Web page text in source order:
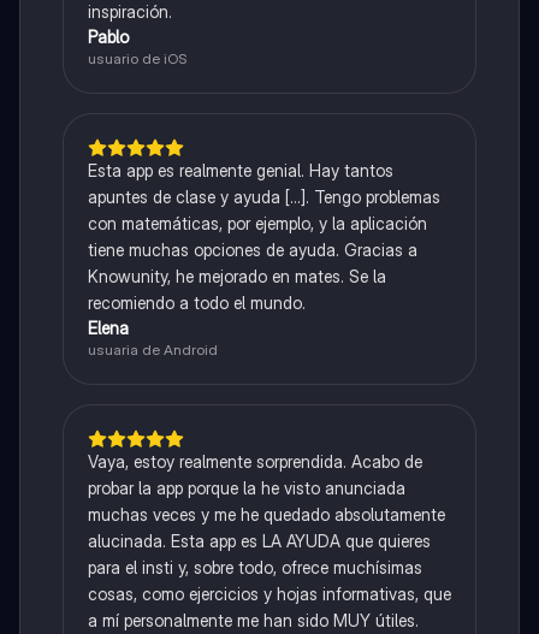
inspiración.
Pablo
usuario de iOS
Esta app es realmente genial. Hay tantos
apuntes de clase y ayuda [...]. Tengo problemas
con matemáticas, por ejemplo, y la aplicación
tiene muchas opciones de ayuda. Gracias a
Knowunity, he mejorado en mates. Se la
recomiendo a todo el mundo.
Elena
usuaria de Android
Vaya, estoy realmente sorprendida. Acabo de
probar la app porque la he visto anunciada
muchas veces y me he quedado absolutamente
alucinada. Esta app es LA AYUDA que quieres
para el insti y, sobre todo, ofrece muchísimas
cosas, como ejercicios y hojas informativas, que
a mí personalmente me han sido MUY útiles.